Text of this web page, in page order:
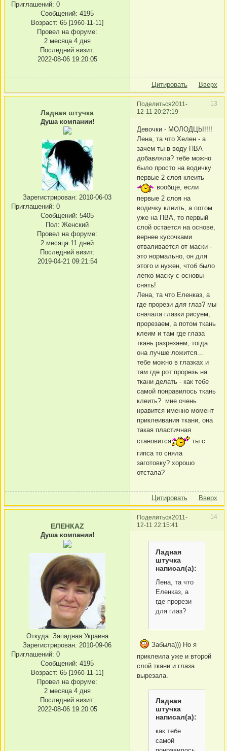
Приглашений: 0
Сообщений: 4195
Возраст: 65 [1960-11-11]
Провел на форуме:
2 месяца 4 дня
Последний визит:
2022-08-06 19:20:05
Цитировать Вверх
Поделиться 13
2011-
12-11 20:27:19
Ладная штучка
Душа компании!
Зарегистрирован: 2010-06-03
Приглашений: 0
Сообщений: 5405
Пол: Женский
Провел на форуме:
2 месяца 11 дней
Последний визит:
2019-04-21 09:21:54
Девочки - МОЛОДЦЫ!!!!
Лена, та что Хелен - а
зачем ты в воду ПВА
добавляла? тебе можно
было просто на водичку
первые 2 слоя клеить
вообще, если
первые 2 слоя на
водичку клеить, а потом
уже на ПВА, то первый
слой остается на основе,
вернее кусочками
отваливается от маски -
это нормально, он для
этого и нужен, чтоб было
легко маску с основы
снять!
Лена, та что Еленказ, а
где прорези для глаз? мы
сначала глазки рисуем,
прорезаем, а потом ткань
клеим и там где глаза
ткань разрезаем, тогда
она лучше ложится...
тебе можно в глазках и
там где рот прорезь на
ткани делать - как тебе
самой понравилось ткань
клеить? мне очень
нравится именно момент
приклеивания ткани, она
такая пластичная
становится
ты с
гипса то сняла
заготовку? хорошо
отстала?
Цитировать Вверх
Поделиться 14
2011-
12-11 22:15:41
ЕЛЕНКАZ
Душа компании!
Откуда: Западная Украина
Зарегистрирован: 2010-09-06
Приглашений: 0
Сообщений: 4195
Возраст: 65 [1960-11-11]
Провел на форуме:
2 месяца 4 дня
Последний визит:
2022-08-06 19:20:05
Ладная
штучка
написал(а):
Лена, та что
Еленказ, а
где прорези
для глаз?
Забыла))) Но я
приклеила уже и второй
слой ткани и глаза
вырезала.
Ладная
штучка
написал(а):
как тебе
самой